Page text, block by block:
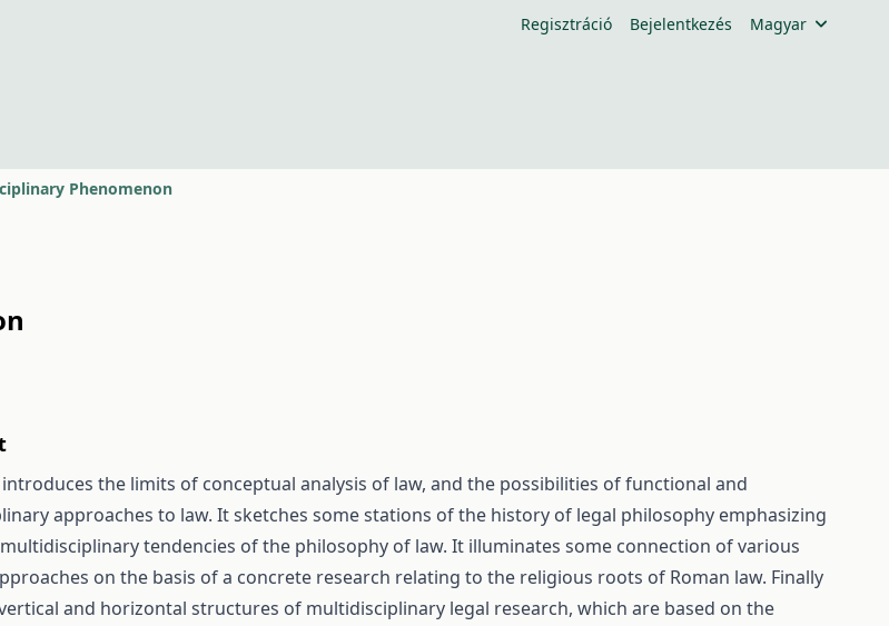
Regisztráció Bejelentkezés Magyar
Phenomenon
the limits of conceptual analysis of law, and the possibilities of functional and
approaches to law. It sketches some stations of the history of legal philosophy emphasizing
tendencies of the philosophy of law. It illuminates some connection of various
on the basis of a concrete research relating to the religious roots of Roman law. Finally
and horizontal structures of multidisciplinary legal research, which are based on the